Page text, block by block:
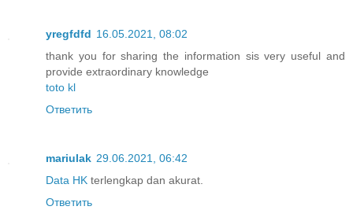
yregfdfd 16.05.2021, 08:02
thank you for sharing the information sis very useful and
provide extraordinary knowledge
toto kl
Ответить
mariulak 29.06.2021, 06:42
Data HK terlengkap dan akurat.
Ответить